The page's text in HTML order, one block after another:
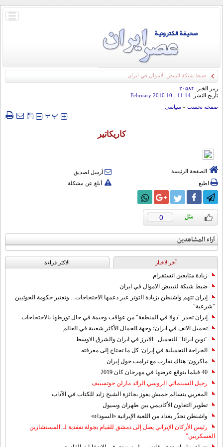
باز
ضبط شبكة لتبييض الاموال في ايران
رمز الخبر: ۲۰۵۸۴
تأريخ النشر: 11:14
- 10 February 2010
صفحه نخست » سياسي
‍‍‍ پپ
کاریکاتیر
الصفحة الرئيسة
أرسل لصديق
اطبع
أبلغ عن مشكلة
0
آراء المشاهدين
آخرالاخبار الاکثر قراءة
زيادة متابعين انستقرام
ضبط شبكة لتبييض الاموال في ايران
إيران تتهم واشنطن بزيادة التوتر عبر دعمها الاحتجاجات... وتعتبر حكومة الحوثيين
"شرعية"
إيران تحذر "دولا في المنطقة" من عواقب وخيمة في حال تورطها بالاحتجاجات
تجميل الانف في ايران؛ وجهة الجمال الأكثر شعبية في العالم
"نوين ايرانا" للتجميل ..الابرز في ايران والشرق الاوسط
الجراحة التجميلية في إيران: كل ما تحتاج إلى معرفته
ماكرون: هناك تقارب مع ترامب حول إيران
40 فيلما يتوقع عرضها في مهرجان كان 2019
رحيل السينمائي الروسي الرائد مارلن خوتسييف
المغربي بنسالم حميش يفوز بجائزة الشيخ زايد للكتاب في الآداب
تطوير التعاون الأكاديمي بين طهران وسيول
واشنطن تحذّر بغداد من اللعبة الإيرانية «السوداء»
رئيس الأركان الإيراني يصل إلى دمشق للقيام بجولة تفقدية لـ"المستشارين
العسكريين"